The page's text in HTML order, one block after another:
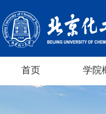
首页 学院